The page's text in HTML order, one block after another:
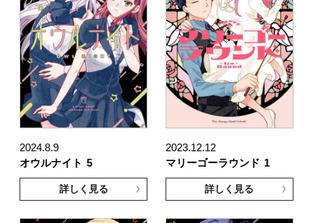
2024.8.9
オウルナイト 5
詳しく見る
2023.12.12
マリーゴーラウンド 1
詳しく見る